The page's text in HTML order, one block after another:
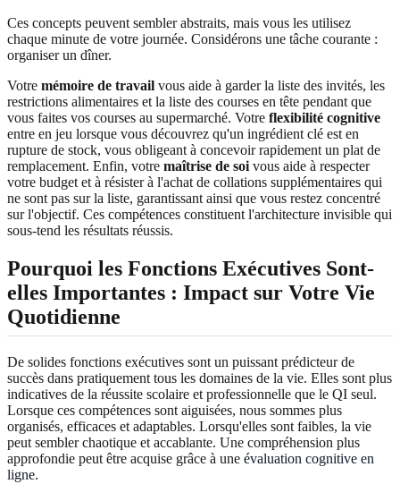
Ces concepts peuvent sembler abstraits, mais vous les utilisez
chaque minute de votre journée. Considérons une tâche courante :
organiser un dîner.
Votre mémoire de travail vous aide à garder la liste des invités, les
restrictions alimentaires et la liste des courses en tête pendant que
vous faites vos courses au supermarché. Votre flexibilité cognitive
entre en jeu lorsque vous découvrez qu'un ingrédient clé est en
rupture de stock, vous obligeant à concevoir rapidement un plat de
remplacement. Enfin, votre maîtrise de soi vous aide à respecter
votre budget et à résister à l'achat de collations supplémentaires qui
ne sont pas sur la liste, garantissant ainsi que vous restez concentré
sur l'objectif. Ces compétences constituent l'architecture invisible qui
sous-tend les résultats réussis.
Pourquoi les Fonctions Exécutives Sont-
elles Importantes : Impact sur Votre Vie
Quotidienne
De solides fonctions exécutives sont un puissant prédicteur de
succès dans pratiquement tous les domaines de la vie. Elles sont plus
indicatives de la réussite scolaire et professionnelle que le QI seul.
Lorsque ces compétences sont aiguisées, nous sommes plus
organisés, efficaces et adaptables. Lorsqu'elles sont faibles, la vie
peut sembler chaotique et accablante. Une compréhension plus
approfondie peut être acquise grâce à une évaluation cognitive en
ligne.